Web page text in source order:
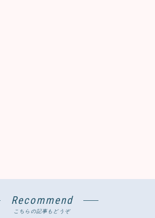
Recommend
こちらの記事もどうぞ